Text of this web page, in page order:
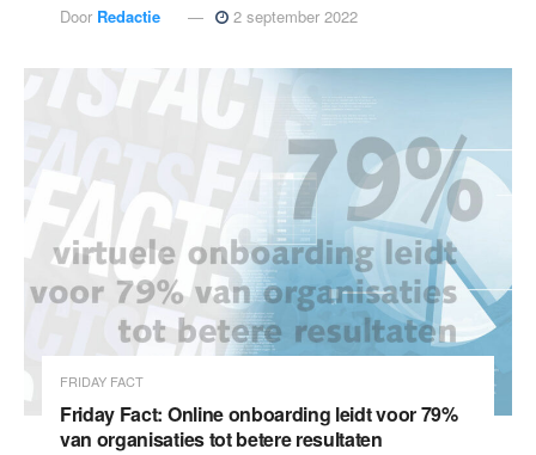
Door Redactie 2 september 2022
FRIDAY FACT
Friday Fact: Online onboarding leidt voor 79%
van organisaties tot betere resultaten